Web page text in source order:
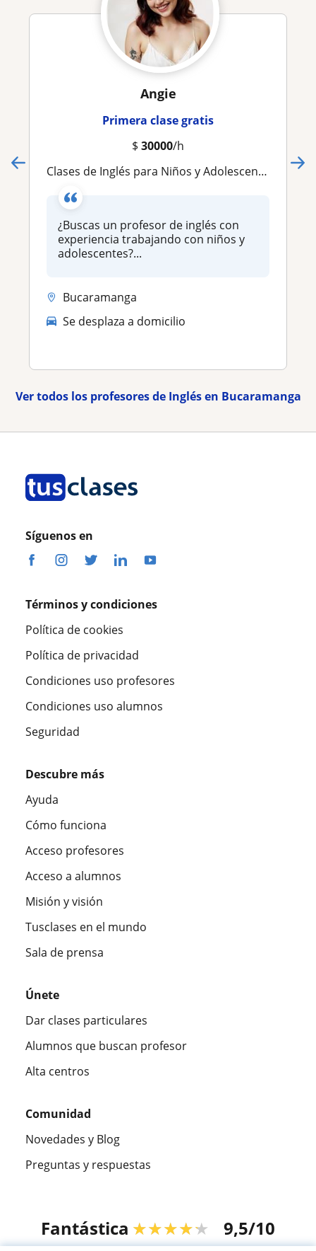
Angie
Primera clase gratis
$ 30000/h
Clases de Inglés para Niños y Adolescentes | Refuerzo Escolar y Preparación ICFES
¿Buscas un profesor de inglés con
experiencia trabajando con niños y
adolescentes?...
Bucaramanga
Se desplaza a domicilio
Ver todos los profesores de Inglés en Bucaramanga
Síguenos en
Términos y condiciones
Política de cookies
Política de privacidad
Condiciones uso profesores
Condiciones uso alumnos
Seguridad
Descubre más
Ayuda
Cómo funciona
Acceso profesores
Acceso a alumnos
Misión y visión
Tusclases en el mundo
Sala de prensa
Únete
Dar clases particulares
Alumnos que buscan profesor
Alta centros
Comunidad
Novedades y Blog
Preguntas y respuestas
Fantástica ★★★★★ 9,5/10